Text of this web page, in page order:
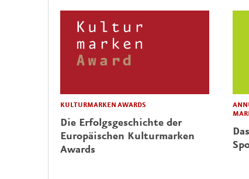
KULTURMARKEN AWARDS
Die Erfolgsgeschichte der
Europäischen Kulturmarken
Awards